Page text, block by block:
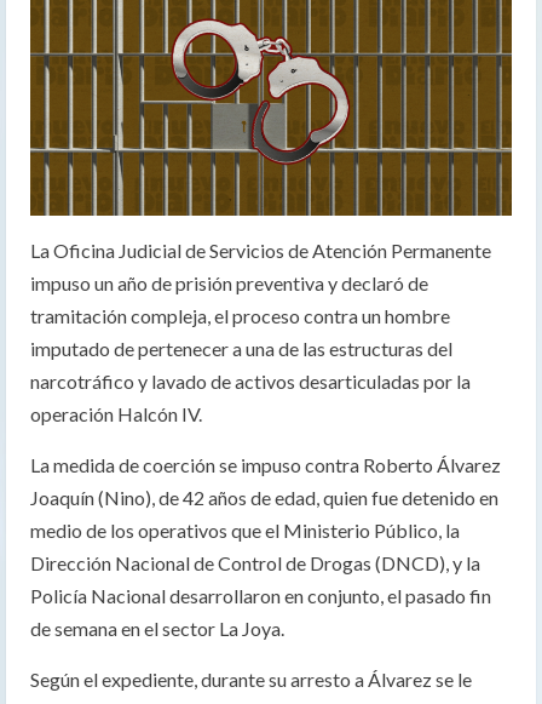
La Oficina Judicial de Servicios de Atención Permanente
impuso un año de prisión preventiva y declaró de
tramitación compleja, el proceso contra un hombre
imputado de pertenecer a una de las estructuras del
narcotráfico y lavado de activos desarticuladas por la
operación Halcón IV.
La medida de coerción se impuso contra Roberto Álvarez
Joaquín (Nino), de 42 años de edad, quien fue detenido en
medio de los operativos que el Ministerio Público, la
Dirección Nacional de Control de Drogas (DNCD), y la
Policía Nacional desarrollaron en conjunto, el pasado fin
de semana en el sector La Joya.
Según el expediente, durante su arresto a Álvarez se le